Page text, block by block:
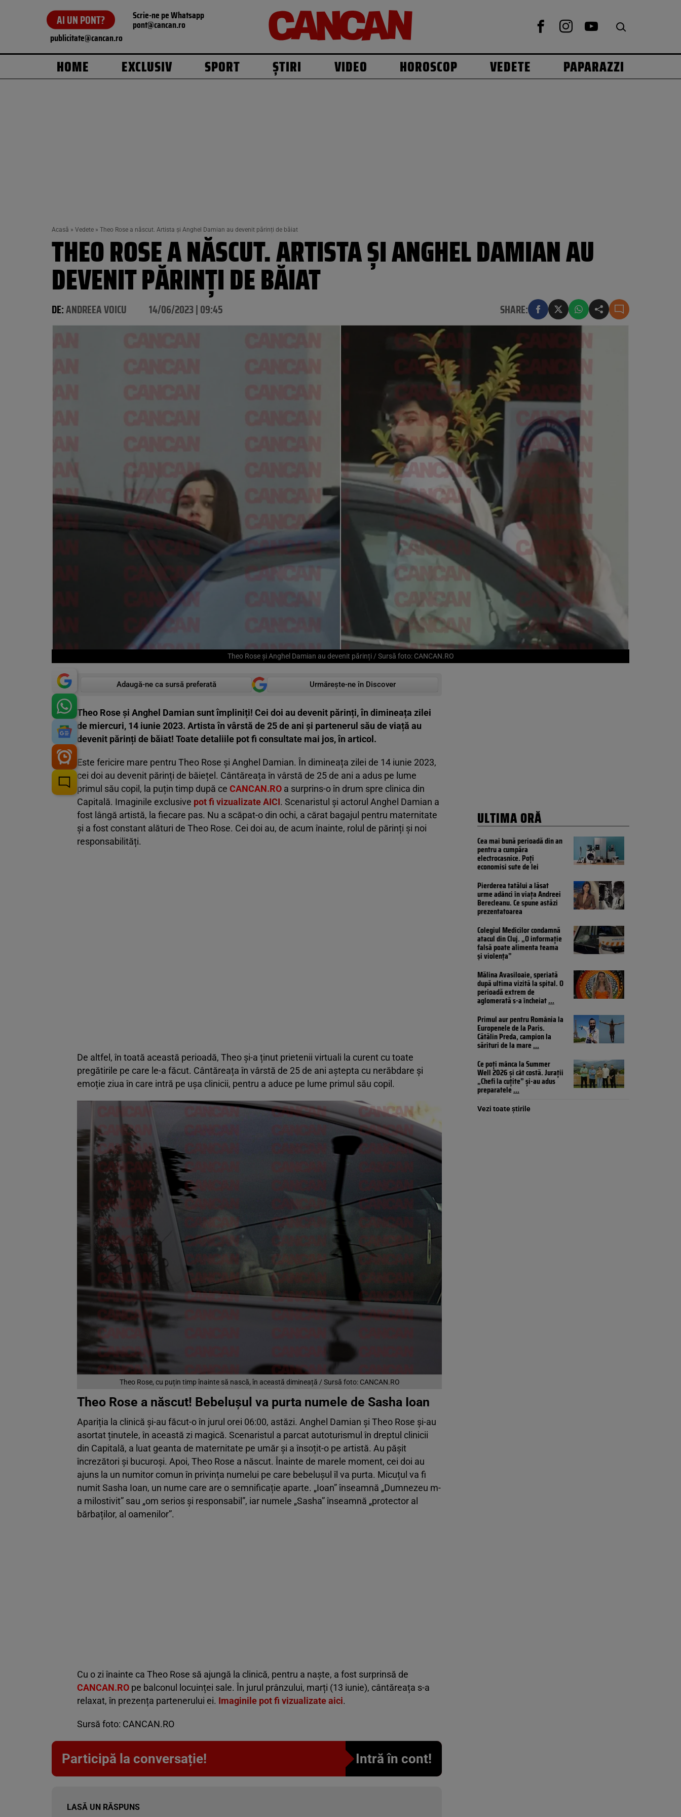
AI UN PONT? Scrie-ne pe Whatsapp
pont@cancan.ro
publicitate@cancan.ro
HOME EXCLUSIV SPORT ȘTIRI VIDEO HOROSCOP VEDETE PAPARAZZI
Acasă » Vedete » Theo Rose a născut. Artista și Anghel Damian au devenit părinți de băiat
THEO ROSE A NĂSCUT. ARTISTA ȘI ANGHEL DAMIAN AU
DEVENIT PĂRINȚI DE BĂIAT
DE:ANDREEA VOICU 14/06/2023 | 09:45 SHARE:
Theo Rose și Anghel Damian au devenit părinți / Sursă foto: CANCAN.RO
Adaugă-ne ca sursă preferată Urmărește-ne în Discover
Theo Rose și Anghel Damian sunt împliniți! Cei doi au devenit părinți, în dimineața zilei
de miercuri, 14 iunie 2023. Artista în vârstă de 25 de ani și partenerul său de viață au
devenit părinți de băiat! Toate detaliile pot fi consultate mai jos, în articol.
Este fericire mare pentru Theo Rose și Anghel Damian. În dimineața zilei de 14 iunie 2023,
cei doi au devenit părinți de băiețel. Cântăreața în vârstă de 25 de ani a adus pe lume
primul său copil, la puțin timp după ce CANCAN.RO a surprins-o în drum spre clinica din
Capitală. Imaginile exclusive pot fi vizualizate AICI. Scenaristul și actorul Anghel Damian a
fost lângă artistă, la fiecare pas. Nu a scăpat-o din ochi, a cărat bagajul pentru maternitate
și a fost constant alături de Theo Rose. Cei doi au, de acum înainte, rolul de părinți și noi
responsabilități.
De altfel, în toată această perioadă, Theo și-a ținut prietenii virtuali la curent cu toate
pregătirile pe care le-a făcut. Cântăreața în vârstă de 25 de ani aștepta cu nerăbdare și
emoție ziua în care intră pe ușa clinicii, pentru a aduce pe lume primul său copil.
Theo Rose, cu puțin timp înainte să nască, în această dimineață / Sursă foto: CANCAN.RO
Theo Rose a născut! Bebelușul va purta numele de Sasha Ioan
Apariția la clinică și-au făcut-o în jurul orei 06:00, astăzi. Anghel Damian și Theo Rose și-au
asortat ținutele, în această zi magică. Scenaristul a parcat autoturismul în dreptul clinicii
din Capitală, a luat geanta de maternitate pe umăr și a însoțit-o pe artistă. Au pășit
încrezători și bucuroși. Apoi, Theo Rose a născut. Înainte de marele moment, cei doi au
ajuns la un numitor comun în privința numelui pe care bebelușul îl va purta. Micuțul va fi
numit Sasha Ioan, un nume care are o semnificație aparte. „Ioan” înseamnă „Dumnezeu m-
a milostivit” sau „om serios și responsabil”, iar numele „Sasha” înseamnă „protector al
bărbaților, al oamenilor”.
Cu o zi înainte ca Theo Rose să ajungă la clinică, pentru a naște, a fost surprinsă de
CANCAN.RO pe balconul locuinței sale. În jurul prânzului, marți (13 iunie), cântăreața s-a
relaxat, în prezența partenerului ei. Imaginile pot fi vizualizate aici.
Sursă foto: CANCAN.RO
Participă la conversație! Intră în cont!
LASĂ UN RĂSPUNS
ULTIMA ORĂ
Cea mai bună perioadă din an
pentru a cumpăra
electrocasnice. Poți
economisi sute de lei
Pierderea tatălui a lăsat
urme adânci în viața Andreei
Berecleanu. Ce spune astăzi
prezentatoarea
Colegiul Medicilor condamnă
atacul din Cluj. „O informație
falsă poate alimenta teama
și violența”
Mălina Avasiloaie, speriată
după ultima vizită la spital. O
perioadă extrem de
aglomerată s-a încheiat...
Primul aur pentru România la
Europenele de la Paris.
Cătălin Preda, campion la
sărituri de la mare...
Ce poți mânca la Summer
Well 2026 și cât costă. Jurații
„Chefi la cuțite” și-au adus
preparatele...
Vezi toate știrile